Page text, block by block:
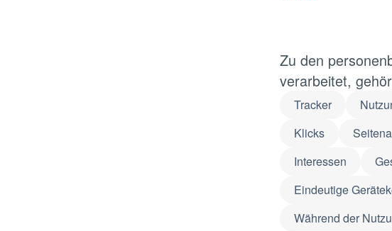
Zu den
verarbeitet,
Tracker
Klicks
Interessen
Eindeutige
Während der